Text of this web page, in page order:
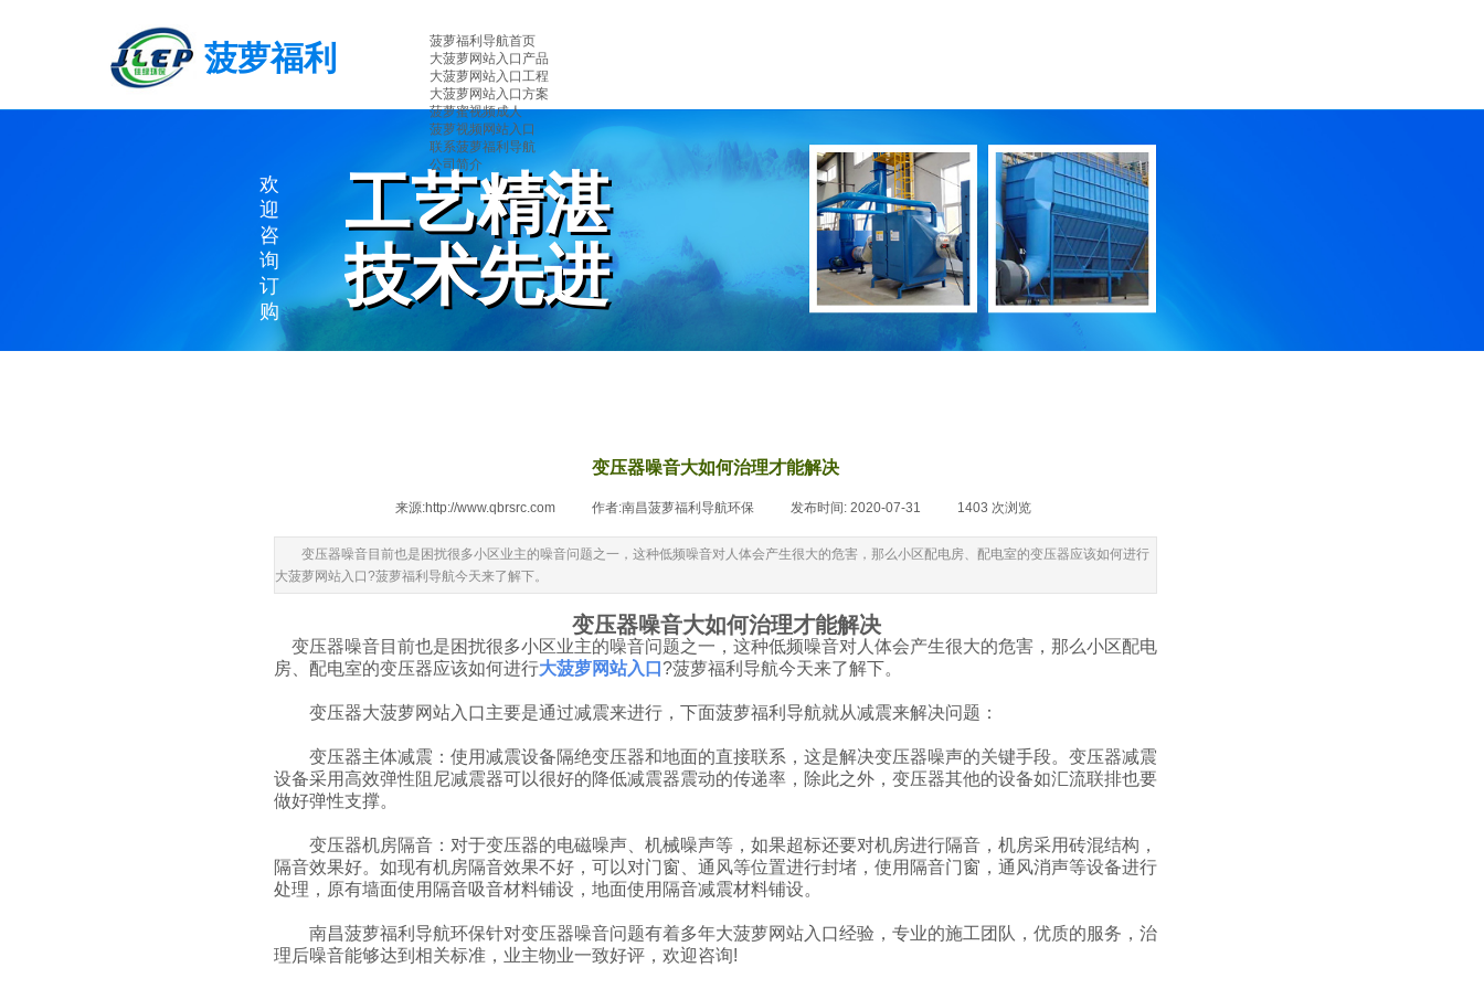
工艺精湛
技术先进
欢
迎
咨
询
订
购
工艺精湛
技术先进
变压器噪音大如何治理才能解决
来源:http://www.qbrsrc.com 作者:南昌菠萝福利导航环保 发布时间: 2020-07-31 1403 次浏览
变压器噪音目前也是困扰很多小区业主的噪音问题之一，这种低频噪音对人体会产生很大的危害，那么小区配电房、配电室的变压器应该如何进行
大菠萝网站入口?菠萝福利导航今天来了解下。
变压器噪音大如何治理才能解决
变压器噪音目前也是困扰很多小区业主的噪音问题之一，这种低频噪音对人体会产生很大的危害，那么小区配电
房、配电室的变压器应该如何进行大菠萝网站入口 ?菠萝福利导航今天来了解下。
变压器大菠萝网站入口主要是通过减震来进行，下面菠萝福利导航就从减震来解决问题：
变压器主体减震：使用减震设备隔绝变压器和地面的直接联系，这是解决变压器噪声的关键手段。变压器减震
设备采用高效弹性阻尼减震器可以很好的降低减震器震动的传递率，除此之外，变压器其他的设备如汇流联排也要
做好弹性支撑。
变压器机房隔音：对于变压器的电磁噪声、机械噪声等，如果超标还要对机房进行隔音，机房采用砖混结构，
隔音效果好。如现有机房隔音效果不好，可以对门窗、通风等位置进行封堵，使用隔音门窗，通风消声等设备进行
处理，原有墙面使用隔音吸音材料铺设，地面使用隔音减震材料铺设。
南昌菠萝福利导航环保针对变压器噪音问题有着多年大菠萝网站入口经验，专业的施工团队，优质的服务，治
理后噪音能够达到相关标准，业主物业一致好评，欢迎咨询!
菠萝福利
导航环保
菠萝福利导航首页
大菠萝网站入口产品
大菠萝网站入口工程
大菠萝网站入口方案
菠萝蜜视频成人
菠萝视频网站入口
联系菠萝福利导航
公司简介